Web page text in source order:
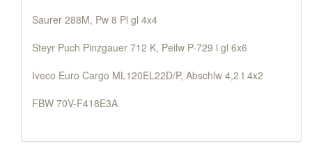
Saurer 288M, Pw 8 Pl gl 4x4
Steyr Puch Pinzgauer 712 K, Peilw P-729 l gl 6x6
Iveco Euro Cargo ML120EL22D/P, Abschlw 4,2 t 4x2
FBW 70V-F418E3A